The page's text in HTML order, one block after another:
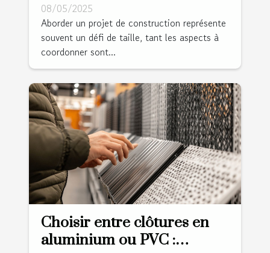
pour votre projet de
construction
08/05/2025
Aborder un projet de construction représente
souvent un défi de taille, tant les aspects à
coordonner sont...
Choisir entre clôtures en
aluminium ou PVC :